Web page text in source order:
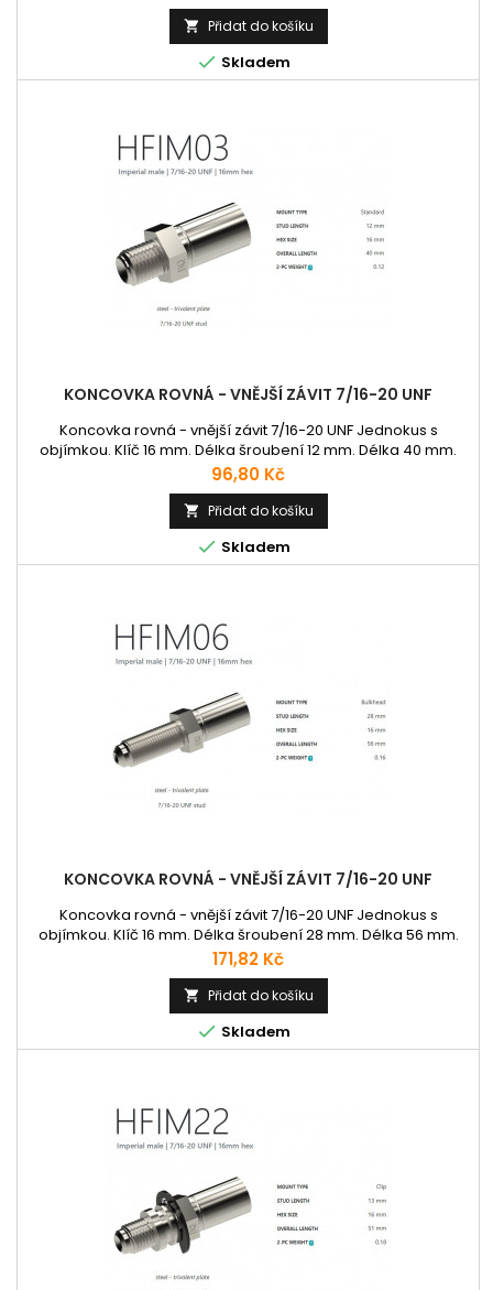
 Přidat do košíku
 Skladem
KONCOVKA ROVNÁ - VNĚJŠÍ ZÁVIT 7/16-20 UNF
Koncovka rovná - vnější závit 7/16-20 UNF Jednokus s
objímkou. Klíč 16 mm. Délka šroubení 12 mm. Délka 40 mm.
Cena
96,80 Kč
 Přidat do košíku
 Skladem
KONCOVKA ROVNÁ - VNĚJŠÍ ZÁVIT 7/16-20 UNF
Koncovka rovná - vnější závit 7/16-20 UNF Jednokus s
objímkou. Klíč 16 mm. Délka šroubení 28 mm. Délka 56 mm.
Cena
171,82 Kč
 Přidat do košíku
 Skladem